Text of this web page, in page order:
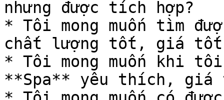
nhưng được tích hợp?
* Tôi mong muốn tìm
chất lượng tốt, giá tốt
* Tôi mong muốn khi
**Spa** yêu thích, giá